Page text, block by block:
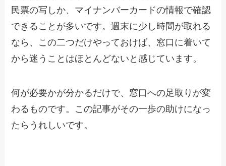
民票の写しか、マイナンバーカードの情報で確認
できることが多いです。週末に少し時間が取れる
なら、この二つだけやっておけば、窓口に着いて
から迷うことはほとんどないと感じています。
何が必要かが分かるだけで、窓口への足取りが変
わるものです。この記事がその一歩の助けになっ
たらうれしいです。